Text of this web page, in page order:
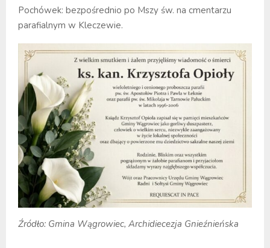
Pochówek: bezpośrednio po Mszy św. na cmentarzu
parafialnym w Kleczewie.
Źródło: Gmina Wągrowiec, Archidiecezja Gnieźnieńska